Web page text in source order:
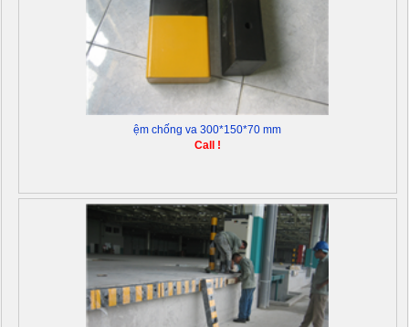
ệm chống va 300*150*70 mm
Call !